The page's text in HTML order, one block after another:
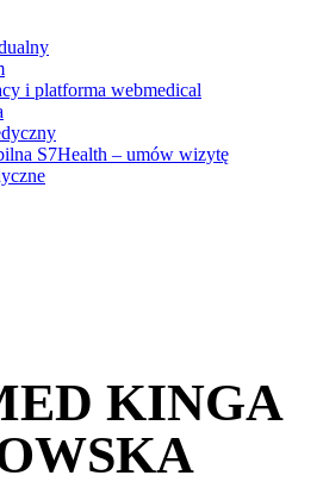
i platforma webmedical
S7Health – umów wizytę
KINGA